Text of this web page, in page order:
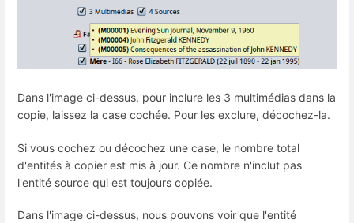
Dans l'image ci-dessus, pour inclure les 3 multimédias dans la
copie, laissez la case cochée. Pour les exclure, décochez-la.
Si vous cochez ou décochez une case, le nombre total
d'entités à copier est mis à jour. Ce nombre n'inclut pas
l'entité source qui est toujours copiée.
Dans l'image ci-dessus, nous pouvons voir que l'entité